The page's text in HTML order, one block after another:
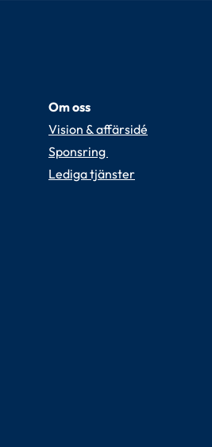
Om oss
Vision & affärsidé
Sponsring
Lediga tjänster